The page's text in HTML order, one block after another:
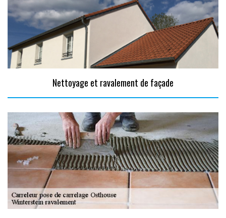
Nettoyage et ravalement de façade